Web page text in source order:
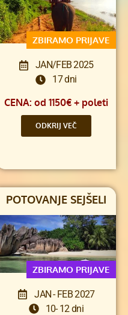
ZBIRAMO PRIJAVE
JAN/FEB 2025
17 dni
CENA: od 1150€ + poleti
ODKRIJ VEČ
POTOVANJE SEJŠELI
ZBIRAMO PRIJAVE
JAN - FEB 2027
10- 12 dni